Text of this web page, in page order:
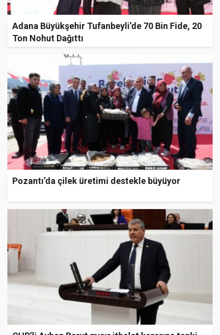
Adana Büyükşehir Tufanbeyli’de 70 Bin Fide, 20
Ton Nohut Dağıttı
Pozantı’da çilek üretimi destekle büyüyor